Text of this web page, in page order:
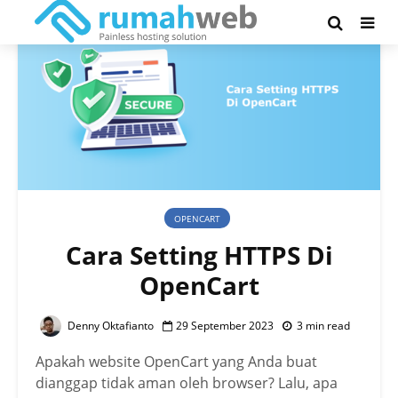
OPENCART
Cara Setting HTTPS Di
OpenCart
Denny Oktafianto 29 September 2023 3 min read
Apakah website OpenCartyang Anda buat
dianggap tidak aman oleh browser? Lalu, apa